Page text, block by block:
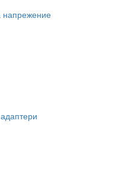
напрежение